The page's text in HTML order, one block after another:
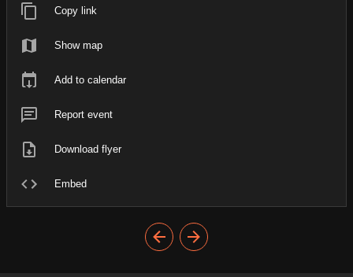
Copy link
Show map
Add to calendar
Report event
Download flyer
Embed